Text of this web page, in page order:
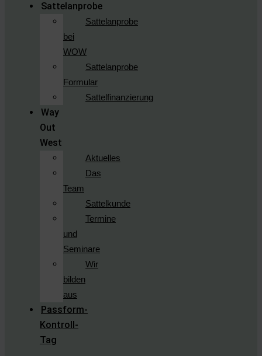
Sattelanprobe
Sattelanprobe
bei
WOW
Sattelanprobe
Formular
Sattelfinanzierung
Way
Out
West
Aktuelles
Das
Team
Sattelkunde
Termine
und
Seminare
Wir
bilden
aus
Passform-
Kontroll-
Tag